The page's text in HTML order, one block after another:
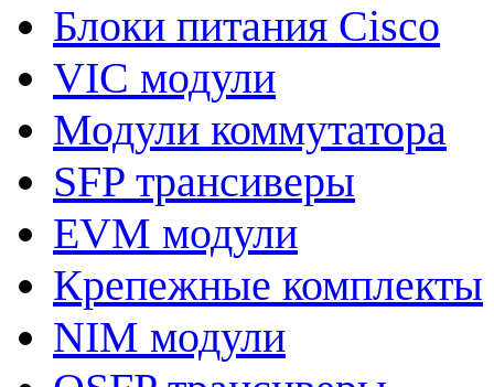
Блоки питания Cisco
VIC модули
Модули коммутатора
SFP трансиверы
EVM модули
Крепежные комплекты
NIM модули